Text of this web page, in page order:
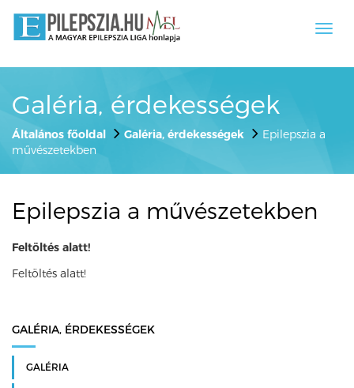
Galéria, érdekességek
Általános főoldal Galéria, érdekességek
Epilepszia a
művészetekben
Epilepszia a művészetekben
Feltöltés alatt!
Feltöltés alatt!
GALÉRIA, ÉRDEKESSÉGEK
GALÉRIA